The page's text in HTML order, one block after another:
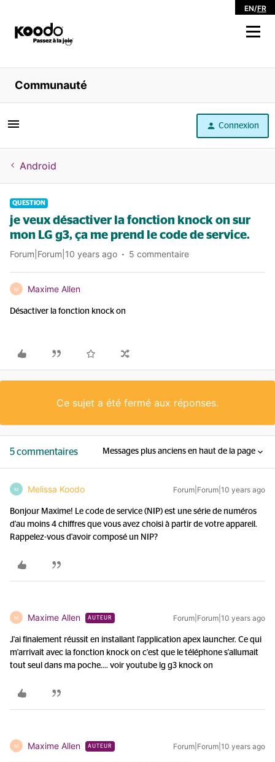
EN/FR
Magasiner
Libre service
Aide
Communauté
Connexion
Android
QUESTION
je veux désactiver la fonction knock on sur
mon LG g3, ça me prend le code de service.
Forum|Forum|10 years ago 5 commentaire
M Maxime Allen
Désactiver la fonction knock on
Ce sujet a été fermé aux réponses.
5 commentaires Messages plus anciens en haut de la page
M Melissa Koodo Forum|Forum|10 years ago
Bonjour Maxime! Le code de service (NIP) est une série de numéros
d'au moins 4 chiffres que vous avez choisi à partir de votre appareil.
Rappelez-vous d'avoir composé un NIP?
M Maxime Allen AUTEUR Forum|Forum|10 years ago
J'ai finalement réussit en installant l'application apex launcher. Ce qui
m'arrivait avec la fonction knock on c'est que le téléphone s'allumait
tout seul dans ma poche.... voir youtube lg g3 knock on
M Maxime Allen AUTEUR Forum|Forum|10 years ago